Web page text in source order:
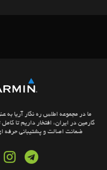
ما در مجموعه اطلس ره نگار آریا
گارمین در ایران، افتخار داریم تا
ضمانت اصالت و پشتیبانی حرفه